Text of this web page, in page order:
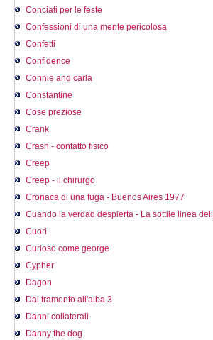
Conciati per le feste
Confessioni di una mente pericolosa
Confetti
Confidence
Connie and carla
Constantine
Cose preziose
Crank
Crash - contatto fisico
Creep
Creep - il chirurgo
Cronaca di una fuga - Buenos Aires 1977
Cuando la verdad despierta - La sottile linea
Cuori
Curioso come george
Cypher
Dagon
Dal tramonto all'alba 3
Danni collaterali
Danny the dog